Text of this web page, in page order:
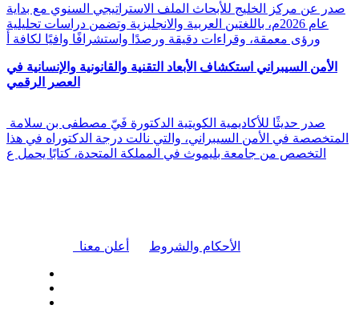
صدر عن مركز الخليج للأبحاث الملف الاستراتيجي السنوي مع بداية
عام 2026م، باللغتين العربية والانجليزية وتضمن دراسات تحليلية
ورؤى معمقة، وقراءات دقيقة ورصدًا واستشرافًا وافيًا لكافة أ
الأمن السيبراني استكشاف الأبعاد التقنية والقانونية والإنسانية في
العصر الرقمي
المتخصصة في الأمن السيبراني، والتي نالت درجة الدكتوراه في هذا
التخصص من جامعة بليموث في المملكة المتحدة، كتابًا يحمل ع
أعلن معنا الأحكام والشروط